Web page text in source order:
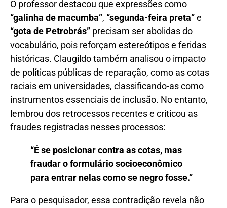
O professor destacou que expressões como
“galinha de macumba”, “segunda-feira preta”e
“gota de Petrobrás” precisam ser abolidas do
vocabulário, pois reforçam estereótipos e feridas
históricas. Claugildo também analisou o impacto
de políticas públicas de reparação, como as cotas
raciais em universidades, classificando-as como
instrumentos essenciais de inclusão. No entanto,
lembrou dos retrocessos recentes e criticou as
fraudes registradas nesses processos:
“É se posicionar contra as cotas, mas
fraudar o formulário socioeconômico
para entrar nelas como se negro fosse.”
Para o pesquisador, essa contradição revela não